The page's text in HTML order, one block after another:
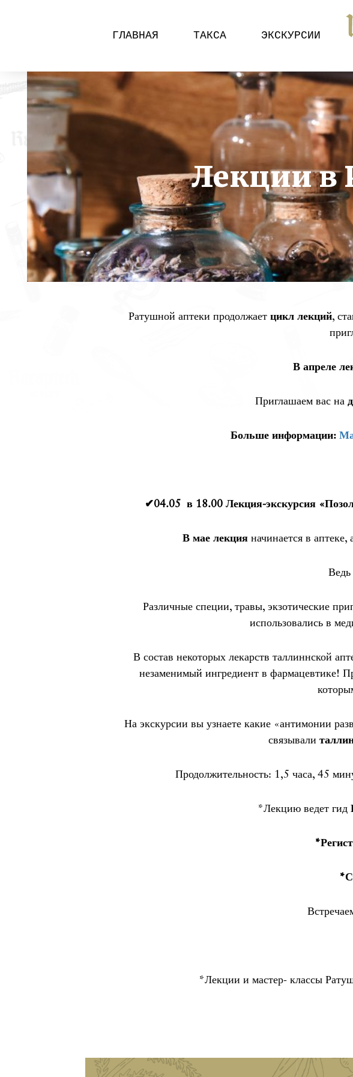
ГЛАВНАЯ ТАКСА ЭКСКУРСИИ
Лекции в
Ратушной аптеки продолжает цикл лекций,
В апреле
Приглашаем вас на
Больше информации:
✔04.05 в 18.00 Лекция-экскурсия
В мае лекцияначинается в аптеке,
Ведь
Различные специи, травы, экзотические
использовались в
В состав некоторых лекарств таллиннской
незаменимый ингредиент в фармацевтике!
На экскурсии вы узнаете какие «антимонии
связывали
Продолжительность: 1,5 часа, 45
*Лекцию ведет гид
*Лекции и мастер- классы